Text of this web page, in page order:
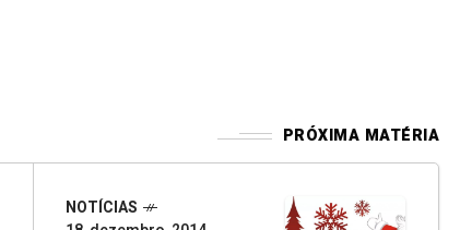
PRÓXIMA MATÉRIA
NOTÍCIAS